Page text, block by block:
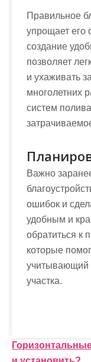
Правильное
упрощает его
создание
позволяет
и ухаживать
многолетних
систем
Важно
ошибок и
удобным и
обратиться к
которые
учитывающий
участка.
Н